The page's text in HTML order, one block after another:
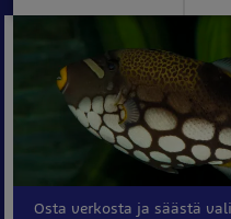
Osta verkosta ja säästä